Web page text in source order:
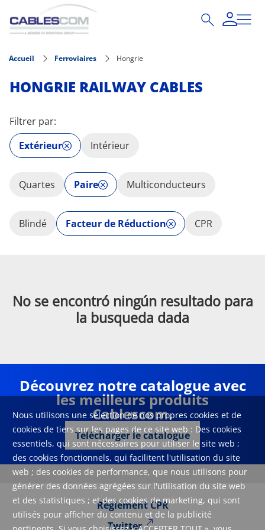
Aller au contenu principal
Nous utilisons une sélection de nos propres cookies et de
cookies de tiers sur les pages de ce site web : Des cookies
essentiels, qui sont nécessaires pour utiliser le site web ;
des cookies fonctionnels, qui facilitent l'utilisation du site
web ; des cookies de performance, que nous utilisons pour
générer des données agrégées sur l'utilisation du site web
et des statistiques ; et des cookies de marketing, qui sont
utilisés pour afficher du contenu et de la publicité
Accueil Ferroviaires Hongrie
HONGRIE RAILWAY CABLES
Filtrer par:
Extérieur
Intérieur
Quartes Paire Multiconducteurs
Blindé Facteur de Réduction CPR
No se encontró ningún resultado para
la busqueda dada
Découvrez notre catalogue avec
les meilleurs produits
Cablescom.
Télécharger le catalogue
Règlement CPR
Twitter